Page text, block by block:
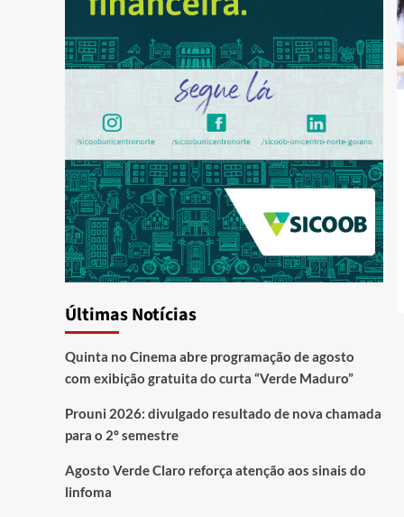
Últimas Notícias
Quinta no Cinema abre programação de agosto
com exibição gratuita do curta “Verde Maduro”
Prouni 2026: divulgado resultado de nova chamada
para o 2º semestre
Agosto Verde Claro reforça atenção aos sinais do
linfoma